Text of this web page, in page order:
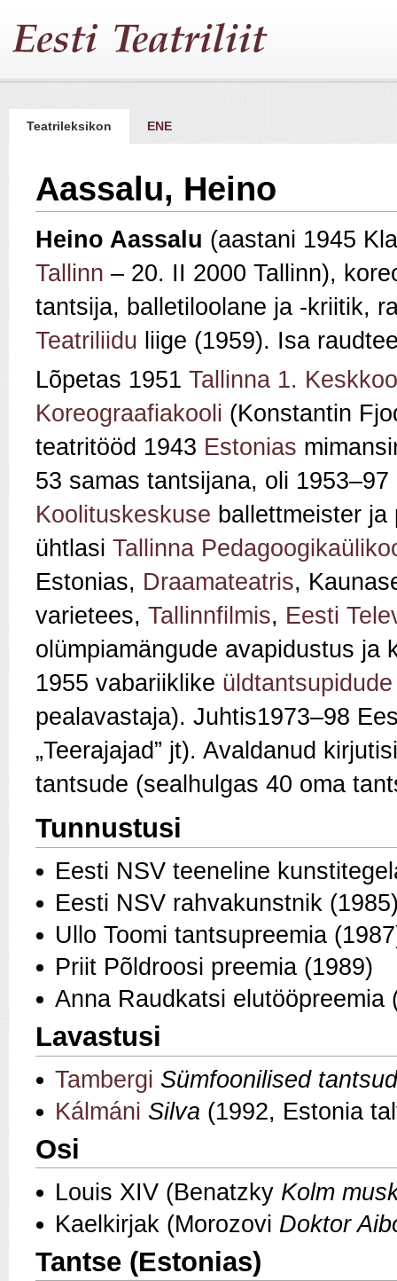
Teatrileksikon ENE
Aassalu, Heino
Heino Aassalu (aastani 1945
Tallinn – 20. II 2000 Tallinn),
tantsija, balletiloolane ja -kriitik,
Teatriliidu liige (1959). Isa
Lõpetas 1951 Tallinna 1.
Koreograafiakooli (Konstantin
teatritööd 1943 Estonias
53 samas tantsijana, oli 1953–97
Koolituskeskuse ballettmeister
ühtlasi Tallinna
Estonias, Draamateatris,
varietees, Tallinnfilmis, Eesti
olümpiamängude avapidustus ja
1955 vabariiklike üldtantsupidude
pealavastaja). Juhtis1973–98
„Teerajajad” jt). Avaldanud
tantsude (sealhulgas 40 oma
Tunnustusi
Eesti NSV teeneline
Eesti NSV rahvakunstnik
Ullo Toomi tantsupreemia
Priit Põldroosi preemia (1989)
Anna Raudkatsi elutööpreemia
Lavastusi
Tambergi Sümfoonilised tantsud
Kálmáni Silva (1992, Estonia
Osi
Louis XIV (Benatzky Kolm
Kaelkirjak (Morozovi Doktor
Tantse (Estonias)